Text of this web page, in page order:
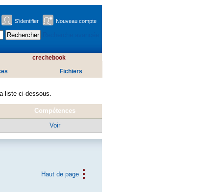
S'identifier Nouveau compte
crechebook
Fichiers
liste ci-dessous.
Compétences
Voir
Haut de page